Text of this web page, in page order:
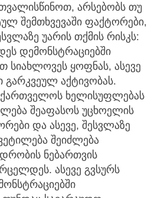
არსებობს თუ
შემთხვევაში ფაქტორები,
უარის თქმის რისკს:
დემონსტრაციებში
სიახლოვეს ყოფნას, ასევე
აქტივობას.
ხელისუფლებას
შეაფასოს უცხოელის
და ასევე, შესვლაზე
შეიძლება
ნებართვის
ასევე გვსურს